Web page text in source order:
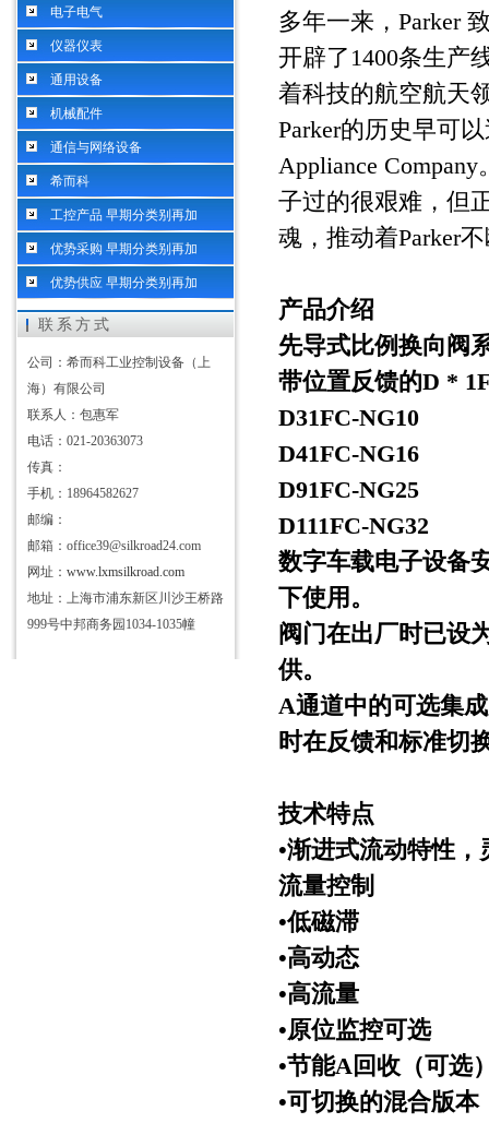
电子电气
仪器仪表
通用设备
机械配件
通信与网络设备
希而科
工控产品 早期分类别再加
优势采购 早期分类别再加
优势供应 早期分类别再加
联系方式
公司：希而科工业控制设备（上
海）有限公司
联系人：包惠军
电话：021-20363073
传真：
手机：18964582627
邮编：
邮箱：office39@silkroad24.com
网址： www.lxmsilkroad.com
地址：上海市浦东新区川沙王桥路
999号中邦商务园1034-1035幢
多年一来， Parker
开辟了 1400条生产
着科技的航空航天
Parker的历史早可
Appliance Company
子过的很艰难，但
魂，推动着Parker
产品介绍
先导式比例换向阀
带位置反馈的D *
D31FC-NG10
D41FC-NG16
D91FC-NG25
D111FC-NG32
数字车载电子设备
下使用。
阀门在出厂时已设
供。
A通道中的可选集
时在反馈和标准切
技术特点
•渐进式流动特性，
流量控制
•低磁滞
•高动态
•高流量
•原位监控可选
•节能A回收（可选
•可切换的混合版本